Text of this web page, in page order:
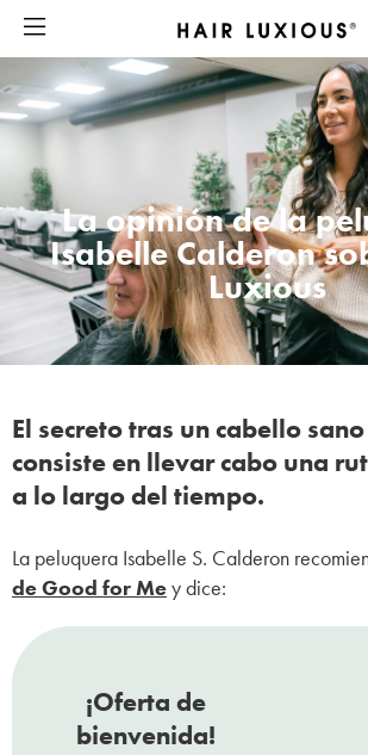
La opinión de la
Isabelle Calderon
Luxious
El secreto tras un cabello
consiste en llevar cabo una
a lo largo del tiempo.
La peluquera Isabelle S. Calderon
de Good for Mey dice:
¡Oferta de
bienvenida!